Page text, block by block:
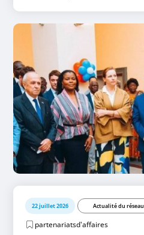
22 juillet 2026 Actualité du réseau
partenariatsd'affaires